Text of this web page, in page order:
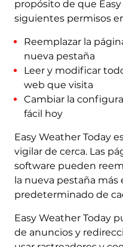
propósito de que
siguientes permisos
Reemplazar la
nueva pestaña
Leer y modificar
web que visita
Cambiar la
fácil hoy
Easy Weather Today
vigilar de cerca. Las
software pueden
la nueva pestaña
predeterminado de
Easy Weather Today
de anuncios y